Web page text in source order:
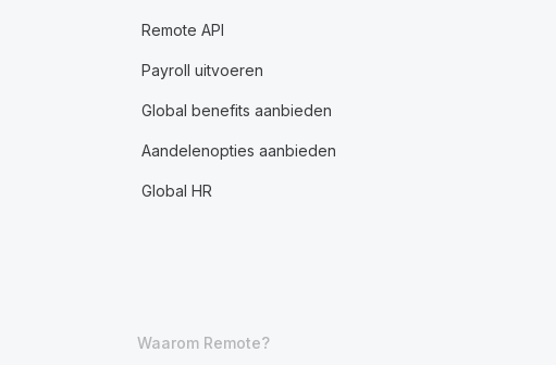
Remote API
Payroll uitvoeren
Global benefits aanbieden
Aandelenopties aanbieden
Global HR
Waarom Remote?